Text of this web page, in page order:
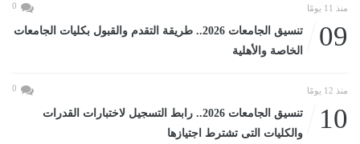
منذ 11 يومًا 0
09
تنسيق الجامعات 2026.. طريقة التقدم والقبول بكليات الجامعات
الخاصة والأهلية
منذ 12 يومًا 0
10
تنسيق الجامعات 2026.. رابط التسجيل لاختبارات القدرات
والكليات التى تشترط اجتيازها